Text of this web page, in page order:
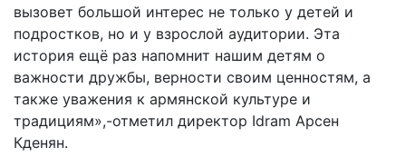
вызовет большой интерес не только у детей и
подростков, но и у взрослой аудитории. Эта
история ещё раз напомнит нашим детям о
важности дружбы, верности своим ценностям, а
также уважения к армянской культуре и
традициям»,-отметил директор Idram Арсен
Кденян.